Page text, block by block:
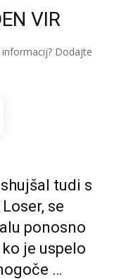
VIR
Dodajte
tudi s
se
ponosno
je uspelo
…